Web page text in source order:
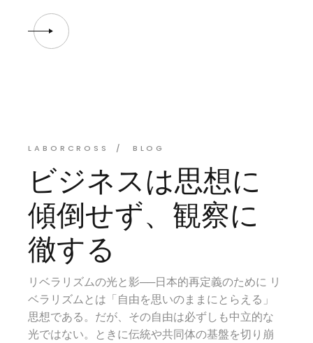
LABORCROSS BLOG
ビジネスは思想に
傾倒せず、観察に
徹する
リベラリズムの光と影──日本的再定義のために リ
ベラリズムとは「自由を思いのままにとらえる」
思想である。だが、その自由は必ずしも中立的な
光ではない。ときに伝統や共同体の基盤を切り崩